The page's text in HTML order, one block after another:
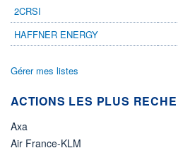
2CRSI
HAFFNER ENERGY
Gérer mes listes
ACTIONS LES PLUS
Axa
Air France-KLM